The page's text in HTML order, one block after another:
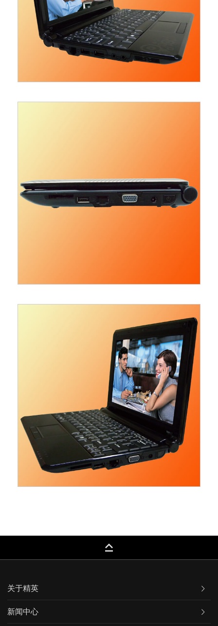
keyboard_capslock
关于精英
新闻中心